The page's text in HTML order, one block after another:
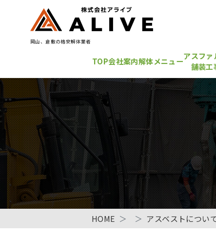
岡山、倉敷の格安解体業者
TOP会社案内解体メニューアスファ
舗装工
HOME アスベストについ